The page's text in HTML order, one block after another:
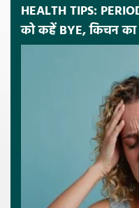
HEALTH TIPS:
को कहें BYE, किचन का